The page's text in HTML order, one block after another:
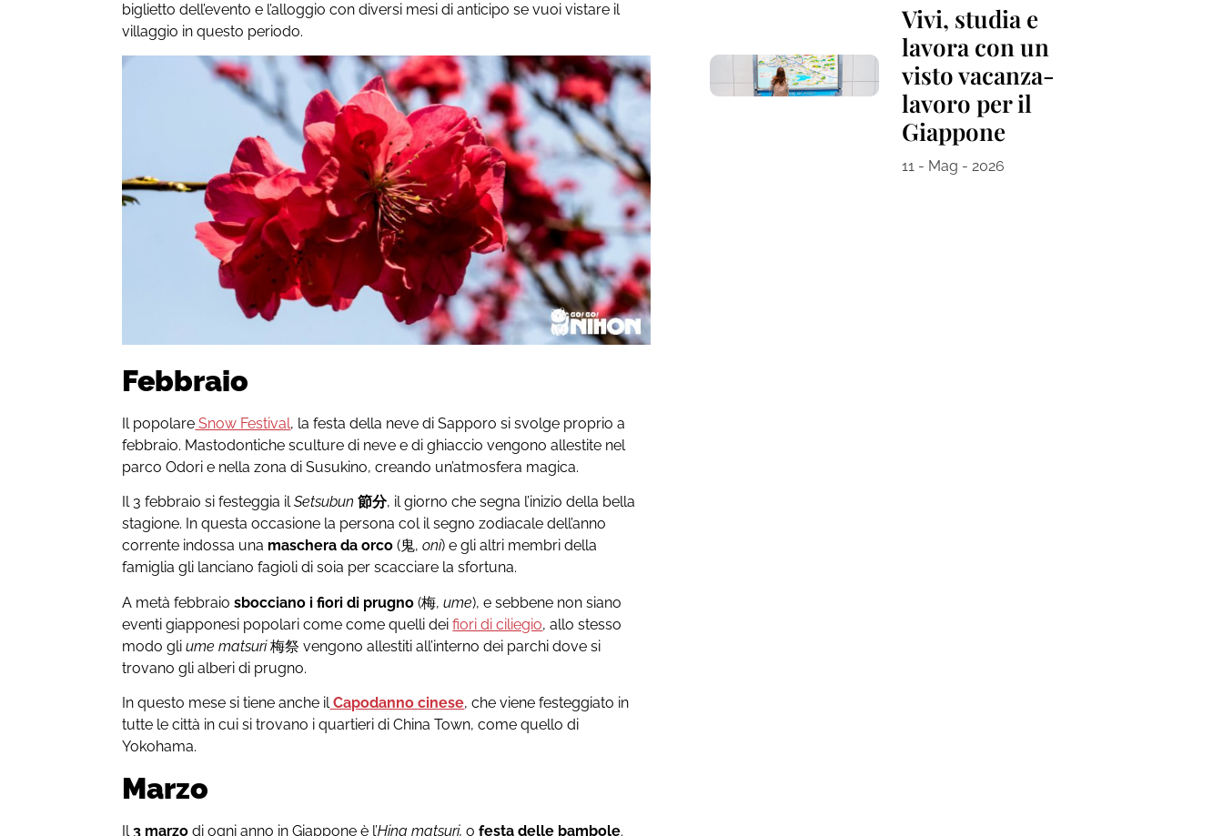
biglietto dell’evento e l’alloggio con diversi mesi di anticipo se vuoi vistare il
villaggio in questo periodo.
Febbraio
Il popolare Snow Festival, la festa della neve di Sapporo si svolge proprio a
febbraio. Mastodontiche sculture di neve e di ghiaccio vengono allestite nel
parco Odori e nella zona di Susukino, creando un’atmosfera magica.
Il 3 febbraio si festeggia ilSetsubun節分, il giorno che segna l’inizio della bella
stagione. In questa occasione la persona col il segno zodiacale dell’anno
corrente indossa una maschera da orco (鬼,oni) e gli altri membri della
famiglia gli lanciano fagioli di soia per scacciare la sfortuna.
A metà febbraiosbocciano i fiori di prugno (梅,ume), e sebbene non siano
eventi giapponesi popolari come come quelli deifiori di ciliegio, allo stesso
modo gliume matsuri梅祭 vengono allestiti all’interno dei parchi dove si
trovano gli alberi di prugno.
In questo mese si tiene anche ilCapodanno cinese, che viene festeggiato in
tutte le città in cui si trovano i quartieri di China Town, come quello di
Yokohama.
Marzo
Il3 marzo di ogni anno in Giappone è l’Hina matsuri,ofesta delle bambole.
Vivi, studia e
lavora con un
visto vacanza-
lavoro per il
Giappone
11 - Mag - 2026